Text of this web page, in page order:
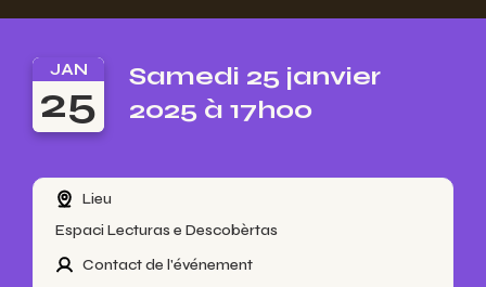
JAN
25
Samedi 25 janvier
2025 à 17h00
Lieu
Espaci Lecturas e Descobèrtas
Contact de l'événement